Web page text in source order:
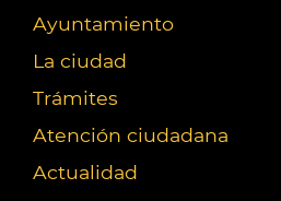
Ayuntamiento
La ciudad
Trámites
Atención ciudadana
Actualidad